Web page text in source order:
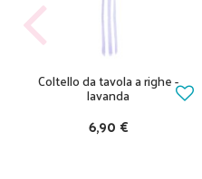
Coltello da tavola a righe -
lavanda
6,90 €